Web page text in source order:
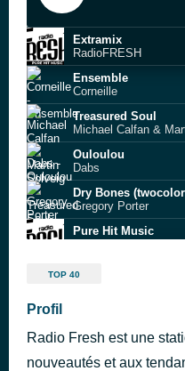
Extramix
RadioFRESH
Ensemble
Corneille
Treasured Soul
Michael Calfan &
Ouloulou
Dabs
Dry Bones
Gregory Porter
Pure Hit Music
Call On Me
Pure Hit Music
RadioFRESH
TOP 40
Profil
Radio Fresh est une
nouveautés et aux